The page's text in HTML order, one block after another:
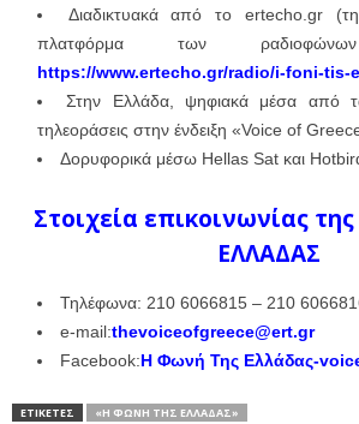
Διαδικτυακά από το ertecho.gr (τη
πλατφόρμα των
https://www.ertecho.gr/radio/i-foni-tis-
Στην Ελλάδα, ψηφιακά μέσα από
τηλεοράσεις στην ένδειξη «Voice of
Δορυφορικά μέσω Hellas Sat και
Στοιχεία επικοινωνίας
ΕΛΛΑΔΑΣ
Τηλέφωνα: 210 6066815 – 210
e-mail:thevoiceofgreece@ert.gr
Facebook:Η Φωνή Της Ελλάδας-
ΕΤΙΚΕΤΕΣ
«Η ΦΩΝΉ ΤΗΣ ΕΛΛΆΔΑΣ»